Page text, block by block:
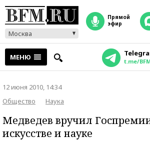
Москва
прямой
эфир
МЕНЮ t.me/
12 июня 2010, 14:34
Общество
Наука
Медведев вручил
искусстве и науке